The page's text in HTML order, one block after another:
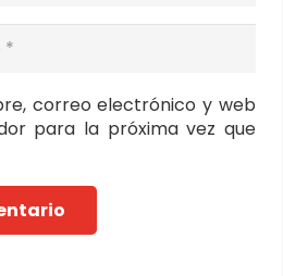
correo electrónico y web
para la próxima vez que